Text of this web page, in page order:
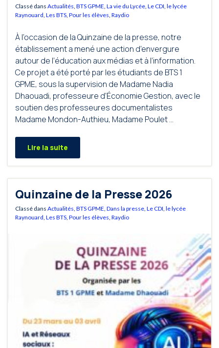
Classé dans Actualités BTS GPME La vie du Lycée Le CDI le lycée
Raynouard Les BTS Pour les élèves Raydio
À l’occasion de la Quinzaine de la presse, notre
établissement a mené une action d’envergure
autour de l’éducation aux médias et à l’information.
Ce projet a été porté par les étudiants de BTS 1
GPME, sous la supervision de Madame Nadia
Dhaouadi, professeure d’Économie Gestion, avec le
soutien des professeures documentalistes
Madame Mondon-Authieu, Madame Poulet …
Lire la suite
Quinzaine de la Presse 2026
Classé dans Actualités BTS GPME Dans la presse Le CDI le lycée
Raynouard Les BTS Pour les élèves Raydio